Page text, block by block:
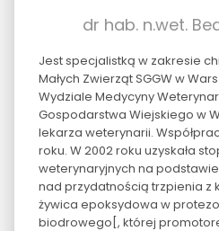
dr hab. n.wet.
Jest specjalistką w zakresie
Małych Zwierząt SGGW w
Wydziale Medycyny
Gospodarstwa Wiejskiego w
lekarza weterynarii.
roku. W 2002 roku uzyskała
weterynaryjnych na
nad przydatnością trzpienia z
żywica epoksydowa w
biodrowego[, której